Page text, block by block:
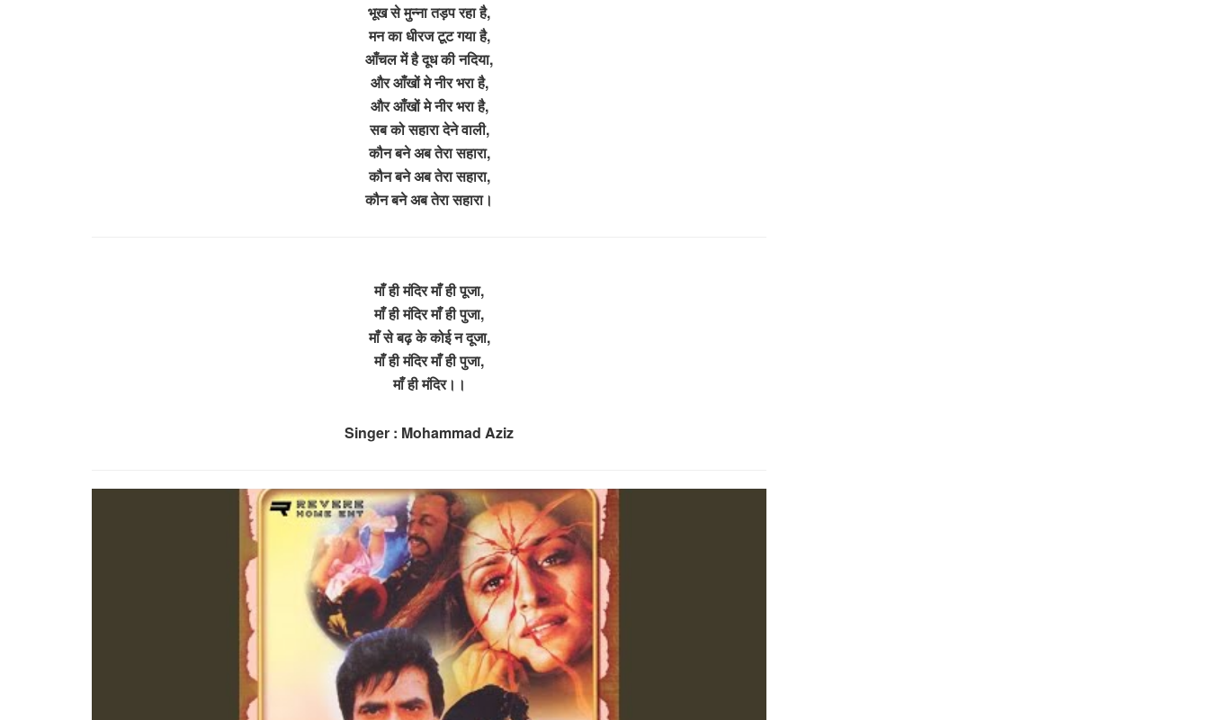
भूख से मुन्ना तड़प रहा है,
मन का धीरज टूट गया है,
आँचल में है दूध की नदिया,
और आँखों मे नीर भरा है,
और आँखों मे नीर भरा है,
सब को सहारा देने वाली,
कौन बने अब तेरा सहारा,
कौन बने अब तेरा सहारा,
कौन बने अब तेरा सहारा।
माँ ही मंदिर माँ ही पूजा,
माँ ही मंदिर माँ ही पुजा,
माँ से बढ़ के कोई न दूजा,
माँ ही मंदिर माँ ही पुजा,
माँ ही मंदिर।।
Singer : Mohammad Aziz